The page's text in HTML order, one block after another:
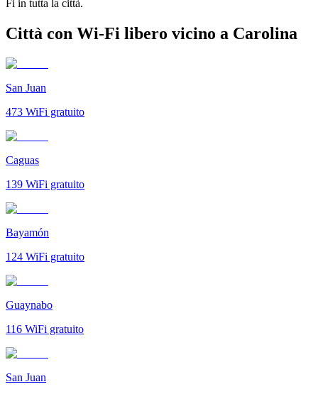
Fi in tutta la città.
Città con Wi-Fi libero vicino a Carolina
San Juan
473 WiFi gratuito
Caguas
139 WiFi gratuito
Bayamón
124 WiFi gratuito
Guaynabo
116 WiFi gratuito
San Juan